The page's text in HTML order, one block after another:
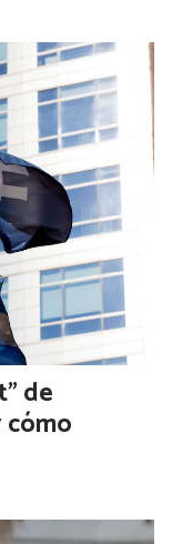
de
cómo